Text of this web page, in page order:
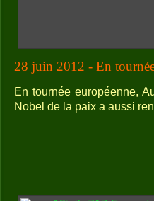
28 juin 2012 - En
En tournée européenne,
Nobel de la paix a aussi